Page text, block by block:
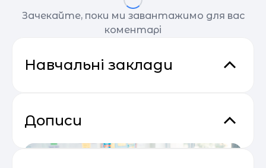
Зачекайте, поки ми завантажимо для вас
коментарі
Навчальні заклади
Дописи